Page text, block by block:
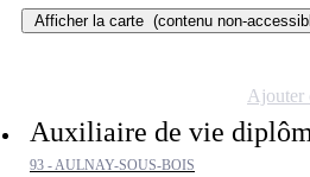
Afficher la carte (contenu non-
Auxiliaire de vie
93 - AULNAY-SOUS-BOIS
Ajouter